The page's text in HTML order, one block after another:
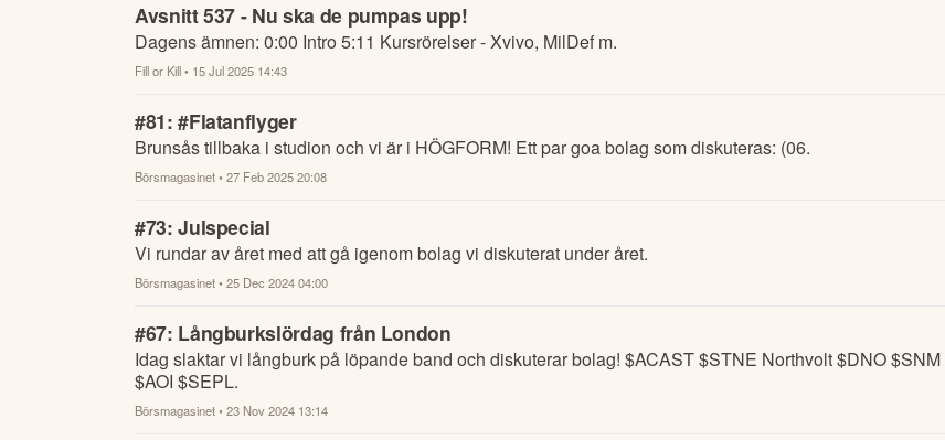
Avsnitt 537 - Nu ska de pumpas upp!
Dagens ämnen: 0:00 Intro 5:11 Kursrörelser - Xvivo, MilDef m.
Fill or Kill• 15 Jul 2025 14:43
#81: #Flatanflyger
Brunsås tillbaka i studion och vi är i HÖGFORM! Ett par goa bolag som diskuteras: (06.
Börsmagasinet• 27 Feb 2025 20:08
#73: Julspecial
Vi rundar av året med att gå igenom bolag vi diskuterat under året.
Börsmagasinet• 25 Dec 2024 04:00
#67: Långburkslördag från London
Idag slaktar vi långburk på löpande band och diskuterar bolag! $ACAST $STNE Northvolt $DNO
$AOI $SEPL.
Börsmagasinet• 23 Nov 2024 13:14